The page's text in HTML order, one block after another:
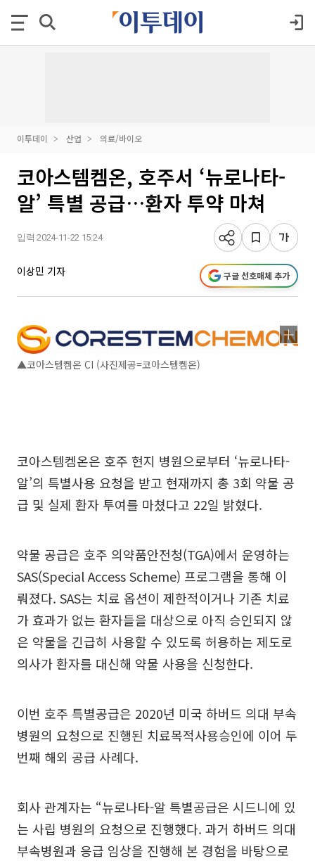
이투데이 산업 의료/바이오
코아스템켐온, 호주서 ‘뉴로나타-
알’ 특별 공급…환자 투약 마쳐
입력 2024-11-22 15:24
이상민 기자 구글 선호매체 추가
▲코아스템켐온 CI (사진제공=코아스템켐온)
코아스템켐온은 호주 현지 병원으로부터 ‘뉴로나타-
알’의 특별사용 요청을 받고 현재까지 총 3회 약물 공
급 및 실제 환자 투여를 마쳤다고 22일 밝혔다.
약물 공급은 호주 의약품안전청(TGA)에서 운영하는
SAS(Special Access Scheme) 프로그램을 통해 이
뤄졌다. SAS는 치료 옵션이 제한적이거나 기존 치료
가 효과가 없는 환자들을 대상으로 아직 승인되지 않
은 약물을 긴급히 사용할 수 있도록 허용하는 제도로
의사가 환자를 대신해 약물 사용을 신청한다.
이번 호주 특별공급은 2020년 미국 하버드 의대 부속
병원의 요청으로 진행된 치료목적사용승인에 이어 두
번째 해외 공급 사례다.
회사 관계자는 “뉴로나타-알 특별공급은 시드니에 있
는 사립 병원의 요청으로 진행했다. 과거 하버드 의대
부속병원과 응급 임상을 진행해 본 경험을 바탕으로